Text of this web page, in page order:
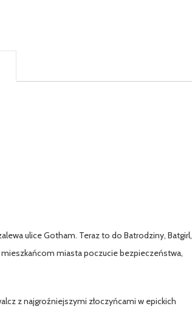
ulice Gotham. Teraz to do Batrodziny, Batgirl,
miasta poczucie bezpieczeństwa,
z najgroźniejszymi złoczyńcami w epickich